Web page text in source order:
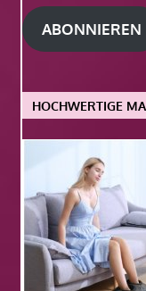
Adresse
ABONNIEREN
HOCHWERTIGE